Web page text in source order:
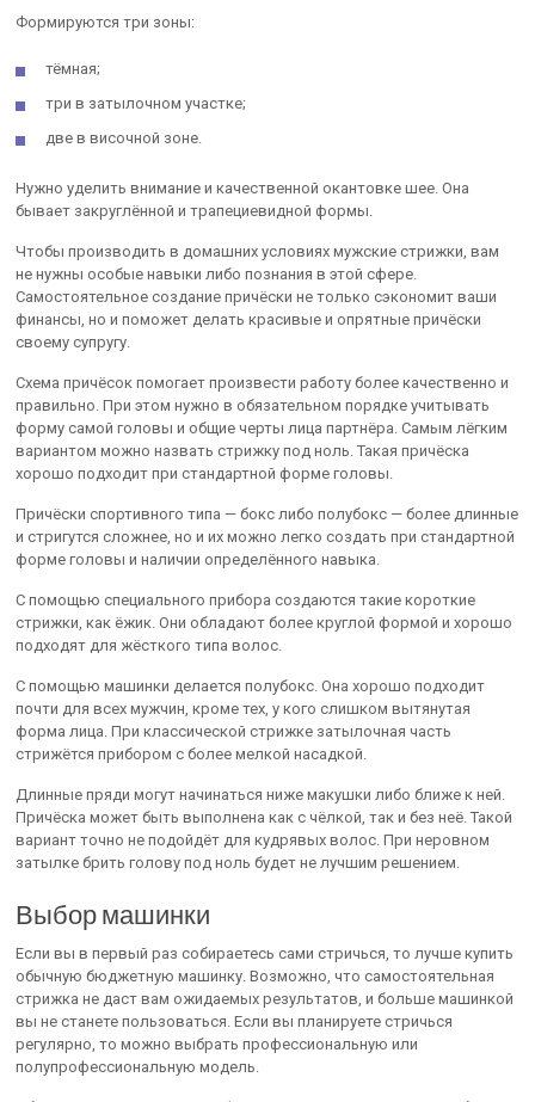
Формируются три зоны:
тёмная;
три в затылочном участке;
две в височной зоне.
Нужно уделить внимание и качественной окантовке шее. Она
бывает закруглённой и трапециевидной формы.
Чтобы производить в домашних условиях мужские стрижки, вам
не нужны особые навыки либо познания в этой сфере.
Самостоятельное создание причёски не только сэкономит ваши
финансы, но и поможет делать красивые и опрятные причёски
своему супругу.
Схема причёсок помогает произвести работу более качественно и
правильно. При этом нужно в обязательном порядке учитывать
форму самой головы и общие черты лица партнёра. Самым лёгким
вариантом можно назвать стрижку под ноль. Такая причёска
хорошо подходит при стандартной форме головы.
Причёски спортивного типа — бокс либо полубокс — более длинные
и стригутся сложнее, но и их можно легко создать при стандартной
форме головы и наличии определённого навыка.
С помощью специального прибора создаются такие короткие
стрижки, как ёжик. Они обладают более круглой формой и хорошо
подходят для жёсткого типа волос.
С помощью машинки делается полубокс. Она хорошо подходит
почти для всех мужчин, кроме тех, у кого слишком вытянутая
форма лица. При классической стрижке затылочная часть
стрижётся прибором с более мелкой насадкой.
Длинные пряди могут начинаться ниже макушки либо ближе к ней.
Причёска может быть выполнена как с чёлкой, так и без неё. Такой
вариант точно не подойдёт для кудрявых волос. При неровном
затылке брить голову под ноль будет не лучшим решением.
Выбор машинки
Если вы в первый раз собираетесь сами стричься, то лучше купить
обычную бюджетную машинку. Возможно, что самостоятельная
стрижка не даст вам ожидаемых результатов, и больше машинкой
вы не станете пользоваться. Если вы планируете стричься
регулярно, то можно выбрать профессиональную или
полупрофессиональную модель.